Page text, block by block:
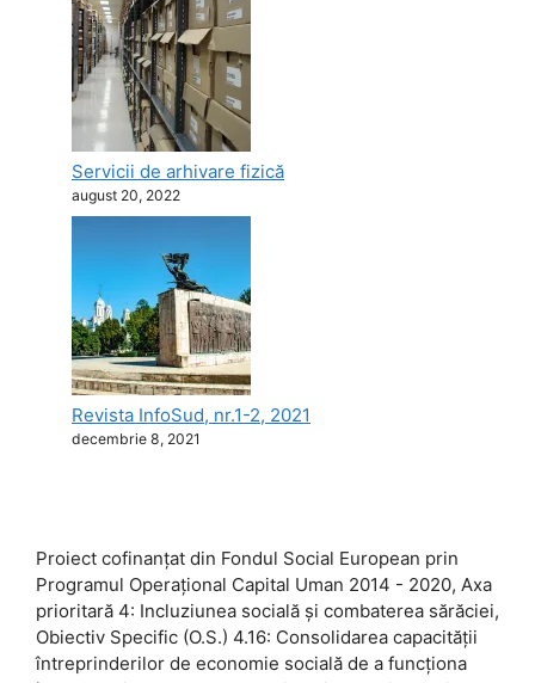
Servicii de arhivare fizică
august 20, 2022
Revista InfoSud, nr.1-2, 2021
decembrie 8, 2021
Proiect cofinanţat din Fondul Social European prin
Programul Operaţional Capital Uman 2014 - 2020, Axa
prioritară 4: Incluziunea socială și combaterea sărăciei,
Obiectiv Specific (O.S.) 4.16: Consolidarea capacității
întreprinderilor de economie socială de a funcționa